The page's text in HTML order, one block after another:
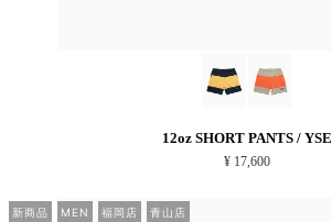
12oz SHORT PANTS / YSE
¥ 17,600
新商品 MEN 福岡店 青山店